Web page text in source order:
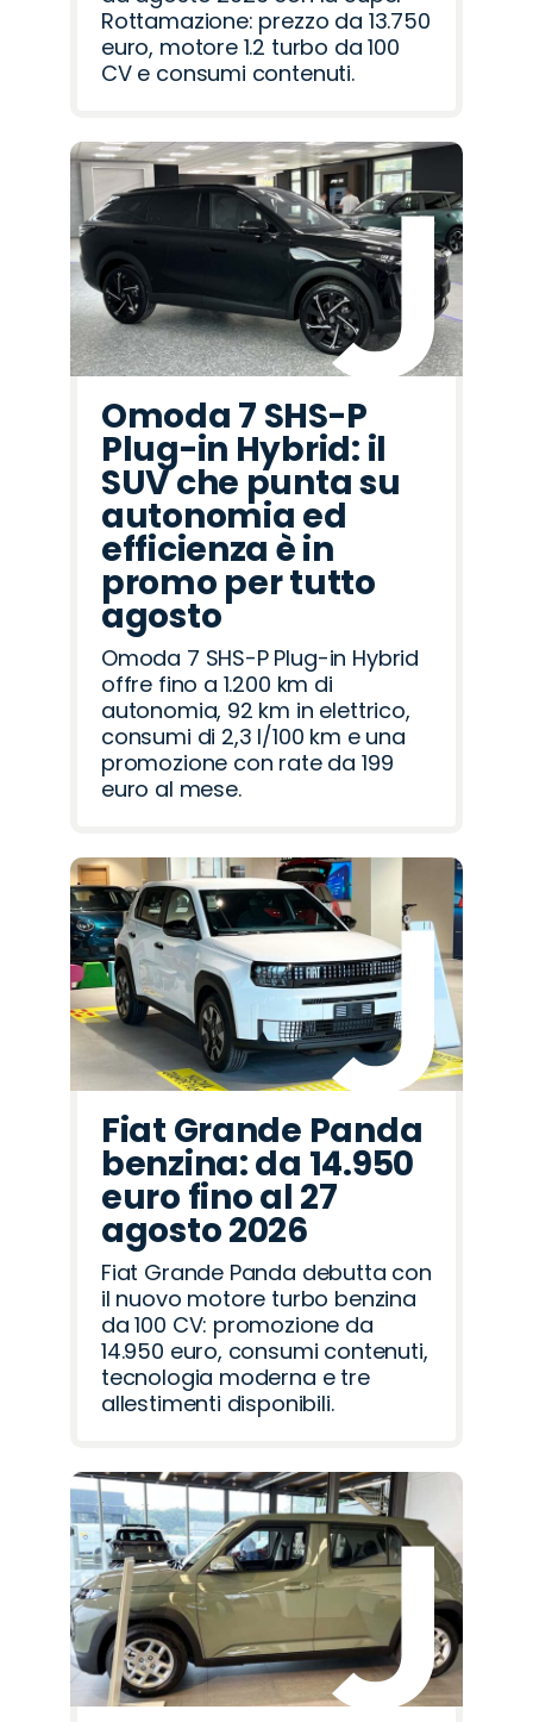
Rottamazione: prezzo da 13.750
euro, motore 1.2 turbo da 100
CV e consumi contenuti.
Omoda 7 SHS-P
Plug-in Hybrid: il
SUV che punta su
autonomia ed
efficienza è in
promo per tutto
agosto
Omoda 7 SHS-P Plug-in Hybrid
offre fino a 1.200 km di
autonomia, 92 km in elettrico,
consumi di 2,3 l/100 km e una
promozione con rate da 199
euro al mese.
Fiat Grande Panda
benzina: da 14.950
euro fino al 27
agosto 2026
Fiat Grande Panda debutta con
il nuovo motore turbo benzina
da 100 CV: promozione da
14.950 euro, consumi contenuti,
tecnologia moderna e tre
allestimenti disponibili.